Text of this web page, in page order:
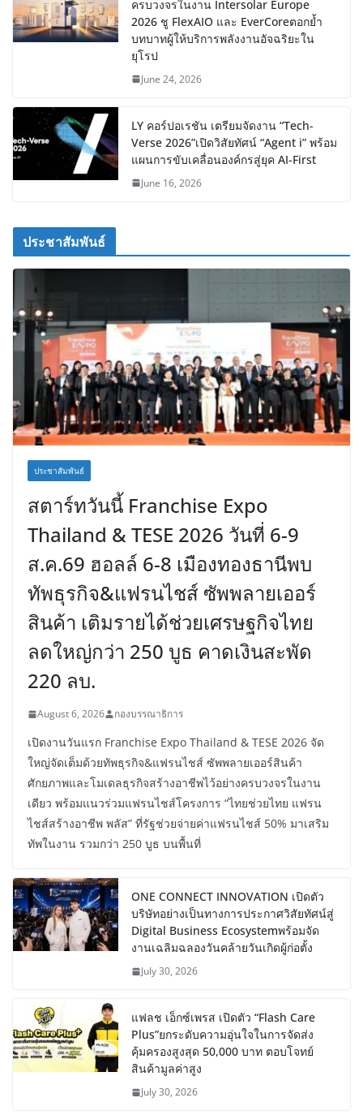
ครบวงจรในงาน Intersolar Europe
2026 ชู FlexAIO และ EverCoreตอกย้ำ
บทบาทผู้ให้บริการพลังงานอัจฉริยะใน
ยุโรป
June 24, 2026
LY คอร์ปอเรชัน เตรียมจัดงาน “Tech-
Verse 2026”เปิดวิสัยทัศน์ “Agent i” พร้อม
แผนการขับเคลื่อนองค์กรสู่ยุค AI-First
June 16, 2026
ประชาสัมพันธ์
ประชาสัมพันธ์
สตาร์ทวันนี้ Franchise Expo
Thailand & TESE 2026 วันที่ 6-9
ส.ค.69 ฮอลล์ 6-8 เมืองทองธานีพบ
ทัพธุรกิจ&แฟรนไชส์ ซัพพลายเออร์
สินค้า เติมรายได้ช่วยเศรษฐกิจไทย
ลดใหญ่กว่า 250 บูธ คาดเงินสะพัด
220 ลบ.
August 6, 2026 กองบรรณาธิการ
เปิดงานวันแรก Franchise Expo Thailand & TESE 2026 จัด
ใหญ่จัดเต็มด้วยทัพธุรกิจ&แฟรนไชส์ ซัพพลายเออร์สินค้า
ศักยภาพและโมเดลธุรกิจสร้างอาชีพไว้อย่างครบวงจรในงาน
เดียว พร้อมแนวร่วมแฟรนไชส์โครงการ “ไทยช่วยไทย แฟรน
ไชส์สร้างอาชีพ พลัส” ที่รัฐช่วยจ่ายค่าแฟรนไชส์ 50% มาเสริม
ทัพในงาน รวมกว่า 250 บูธ บนพื้นที่
ONE CONNECT INNOVATION เปิดตัว
บริษัทอย่างเป็นทางการประกาศวิสัยทัศน์สู่
Digital Business Ecosystemพร้อมจัด
งานเฉลิมฉลองวันคล้ายวันเกิดผู้ก่อตั้ง
July 30, 2026
แฟลช เอ็กซ์เพรส เปิดตัว “Flash Care
Plus”ยกระดับความอุ่นใจในการจัดส่ง
คุ้มครองสูงสุด 50,000 บาท ตอบโจทย์
สินค้ามูลค่าสูง
July 30, 2026